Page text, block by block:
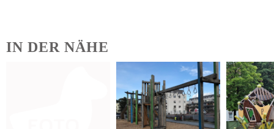
IN DER NÄHE